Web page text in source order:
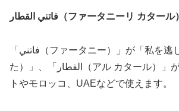
فاتني القطار（ファータニーリ カタール）
「فاتني（ファータニー）」が「私を逃した（=乗り遅れ
た）」、「القطار（アル カタール）」が「列車」。エジプ
トやモロッコ、UAEなどで使えます。